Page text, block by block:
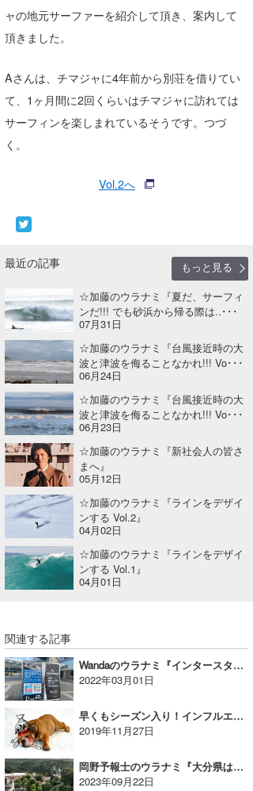
ャの地元サーファーを紹介して頂き、案内して
頂きました。
Aさんは、チマジャに4年前から別荘を借りてい
て、1ヶ月間に2回くらいはチマジャに訪れては
サーフィンを楽しまれているそうです。つづ
く。
Vol.2へ
最近の記事
もっと見る
☆加藤のウラナミ『夏だ、サーフィ
ンだ!!! でも砂浜から帰る際は..･･･
07月31日
☆加藤のウラナミ『台風接近時の大
波と津波を侮ることなかれ!!! Vo･･･
06月24日
☆加藤のウラナミ『台風接近時の大
波と津波を侮ることなかれ!!! Vo･･･
06月23日
☆加藤のウラナミ『新社会人の皆さ
まへ』
05月12日
☆加藤のウラナミ『ラインをデザイ
ンする Vol.2』
04月02日
☆加藤のウラナミ『ラインをデザイ
ンする Vol.1』
04月01日
関連する記事
Wandaのウラナミ『インタースタイル2022』
2022年03月01日
早くもシーズン入り！インフルエンザに注意！｜まっきーのウラナミ
2019年11月27日
岡野予報士のウラナミ『大分県はすばらしい』
2023年09月22日